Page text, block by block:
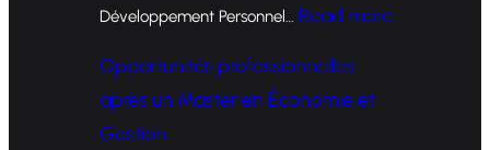
Développement Personnel… Read more:
Opportunités professionnelles
après un Master en Économie et
Gestion